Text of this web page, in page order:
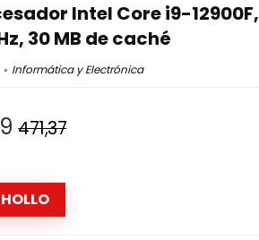
Intel Core i9-12900F,
30 MB de caché
Informática y Electrónica
471,37